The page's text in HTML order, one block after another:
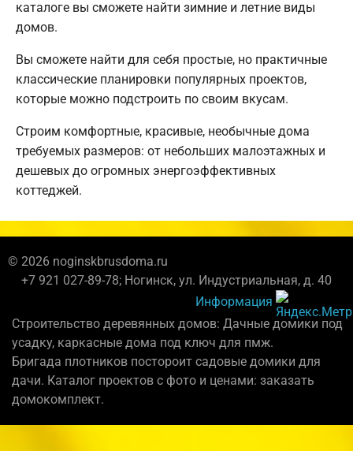
каталоге вы сможете найти зимние и летние виды
домов.
Вы сможете найти для себя простые, но практичные
классические планировки популярных проектов,
которые можно подстроить по своим вкусам.
Строим комфортные, красивые, необычные дома
требуемых размеров: от небольших малоэтажных и
дешевых до огромных энергоэффективных
коттеджей.
© 2026 noginskbrusdoma.ru
+7 921 027-89-78; Ногинск, ул. Индустриальная, д. 40
Информация
Строительство деревянных домов: Дачные домики под
усадку, каркасные дома под ключ для пмж.
Бригада плотников постороит садовые домики для
дачи. Каталог проектов с фото и ценами: заказать
домокомплект.